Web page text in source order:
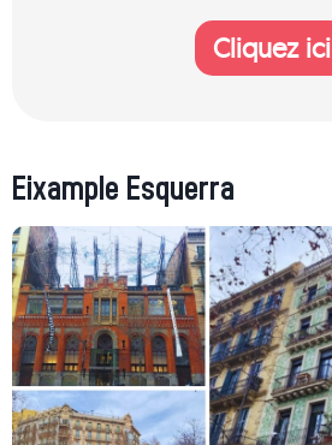
Cliquez ici
Eixample Esquerra